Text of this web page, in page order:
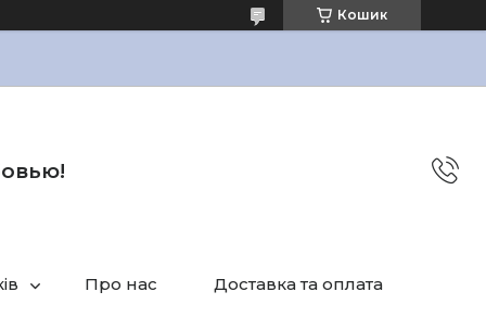
Кошик
Про нас Доставка та оплата